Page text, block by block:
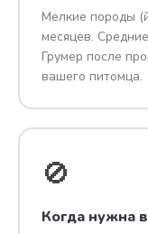
Мелкие породы
месяцев.
Грумер после
вашего питомца.
🚫
Когда нужна